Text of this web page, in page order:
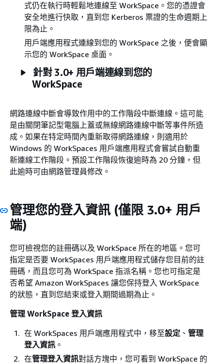
式仍在執行時輕鬆地連線至 WorkSpace。您的憑證會
安全地進行快取，直到您 Kerberos 票證的生命週期上
限為止。
用戶端應用程式連線到您的 WorkSpace 之後，便會顯
示您的 WorkSpace 桌面。
針對 3.0+ 用戶端連線到您的
WorkSpace
網路連線中斷會導致作用中的工作階段中斷連線。這可能
是由關閉筆記型電腦上蓋或無線網路連線中斷等事件所造
成。如果在特定時間內重新取得網路連線，則適用於
Windows 的 WorkSpaces 用戶端應用程式會嘗試自動重
新連線工作階段。預設工作階段恢復逾時為 20 分鐘，但
此逾時可由網路管理員修改。
管理您的登入資訊 (僅限 3.0+ 用戶
端)
您可檢視您的註冊碼以及 WorkSpace 所在的地區。您可
指定是否要 WorkSpaces 用戶端應用程式儲存您目前的註
冊碼，而且您可為 WorkSpace 指派名稱。您也可指定是
否希望 Amazon WorkSpaces 讓您保持登入 WorkSpace
的狀態，直到您結束或登入期間過期為止。
管理 WorkSpace 登入資訊
在 WorkSpaces 用戶端應用程式中，移至設定 、 管理
登入資訊 。
在管理登入資訊對話方塊中，您可看到 WorkSpace 的